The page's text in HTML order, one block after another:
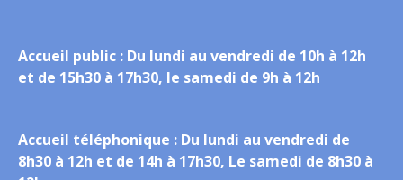
Accueil public : Du lundi au vendredi de 10h à 12h
et de 15h30 à 17h30, le samedi de 9h à 12h
Accueil téléphonique : Du lundi au vendredi de
8h30 à 12h et de 14h à 17h30, Le samedi de 8h30 à